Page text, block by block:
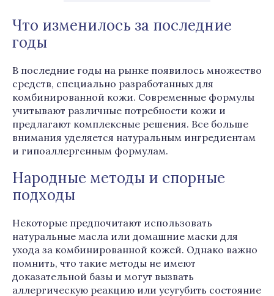
Что изменилось за последние
годы
В последние годы на рынке появилось множество
средств, специально разработанных для
комбинированной кожи. Современные формулы
учитывают различные потребности кожи и
предлагают комплексные решения. Все больше
внимания уделяется натуральным ингредиентам
и гипоаллергенным формулам.
Народные методы и спорные
подходы
Некоторые предпочитают использовать
натуральные масла или домашние маски для
ухода за комбинированной кожей. Однако важно
помнить, что такие методы не имеют
доказательной базы и могут вызвать
аллергическую реакцию или усугубить состояние